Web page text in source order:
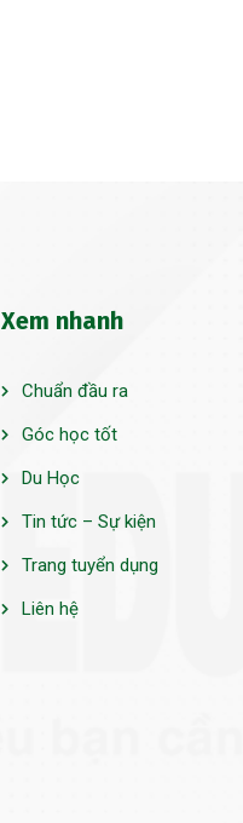
Xem nhanh
Chuẩn đầu ra
Góc học tốt
Du Học
Tin tức – Sự kiện
Trang tuyển dụng
Liên hệ